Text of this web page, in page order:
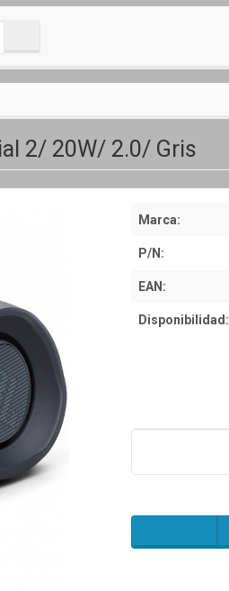
2/ 20W/ 2.0/ Gris
Marca:
P/N:
EAN:
Disponibilidad: